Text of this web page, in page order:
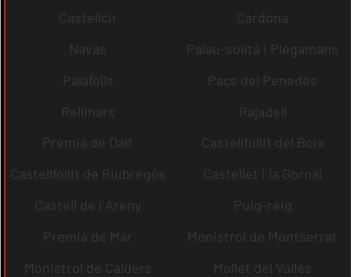
Castellcir
Cardona
Navas
Palau-solità i Plegamans
Palafolls
Pacs del Penedès
Rellinars
Rajadell
Premià de Dalt
Castellfullit del Boix
Castellfollit de Riubregós
Castellet i la Gornal
Castell de l´Areny
Puig-reig
Premià de Mar
Monistrol de Montserrat
Monistrol de Calders
Mollet del Vallès